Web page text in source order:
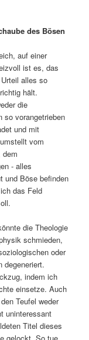
des Bösen
auf einer
ist es, das
alles so
hält.
die
so vorangetrieben
und mit
vom
dem
‑ alles
und Böse befinden
das Feld
die Theologie
schmieden,
oder
degeneriert.
indem ich
einsetze. Auch
Teufel weder
uninteressant
Titel dieses